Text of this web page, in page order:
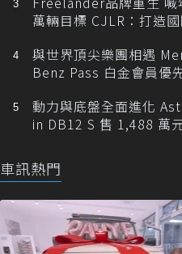
萬輛目標 CJLR：打造
與世界頂尖樂團相遇
Benz Pass 白金會員優
動力與底盤全面進化
in DB12 S 售 1,488 萬
車訊熱門